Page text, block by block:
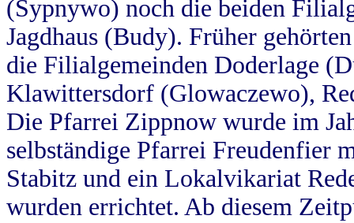
(Sypnywo) noch die beiden
Jagdhaus (Budy). Früher
die Filialgemeinden Doderlage
Klawittersdorf (Glowaczewo),
Die Pfarrei Zippnow wurde im
selbständige Pfarrei Freudenfier
Stabitz und ein Lokalvikariat
wurden errichtet. Ab diesem